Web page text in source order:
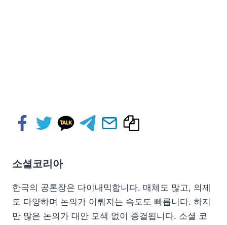
소셜코리아
한국의 공론장은 다이내믹합니다. 매체도 많고, 의제
도 다양하며 논의가 이뤄지는 속도도 빠릅니다. 하지
만 많은 논의가 대안 모색 없이 종결됩니다. 소셜 코